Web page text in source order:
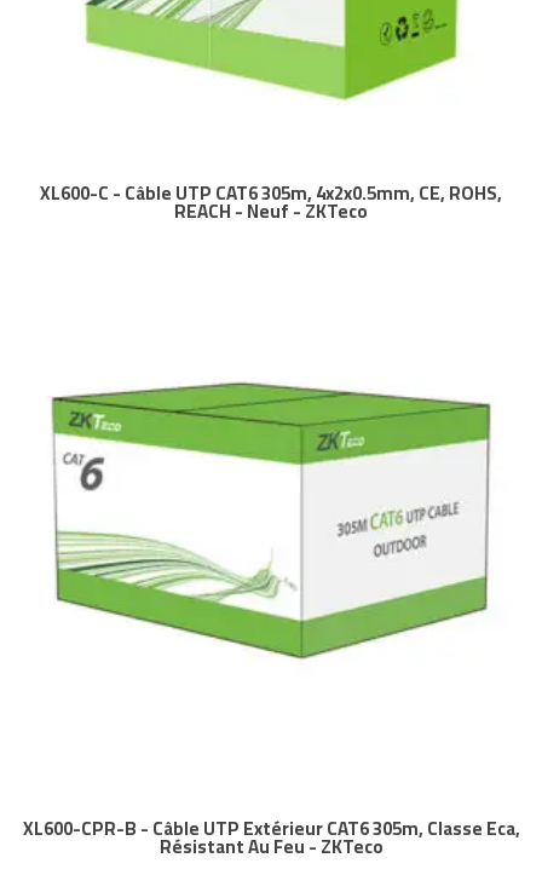
XL600-C - Câble UTP CAT6 305m, 4x2x0.5mm, CE, ROHS,
REACH - Neuf - ZKTeco
XL600-CPR-B - Câble UTP Extérieur CAT6 305m, Classe Eca,
Résistant Au Feu - ZKTeco